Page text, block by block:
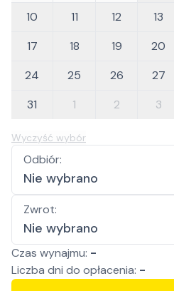
10
11 12 13
17
18 19 20
24
25 26 27
31
1 2 3
Wyczyść wybór
Odbiór:
Nie wybrano
Zwrot:
Nie wybrano
Czas wynajmu: -
Liczba dni do opłacenia: -